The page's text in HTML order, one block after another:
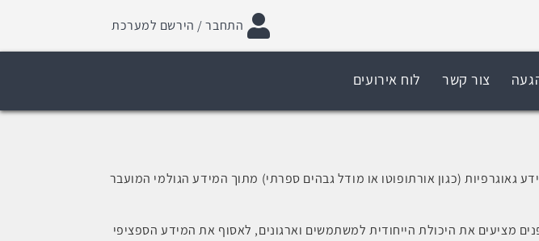
התחבר / הירשם למערכת
צור קשר לוח אירועים
(כגון אורתופוטו או מודל גבהים ספרתי) מתוך המידע הגולמי המועבר
מציעים את היכולת הייחודית למשתמשים וארגונים, לאסוף את המידע הספציפי